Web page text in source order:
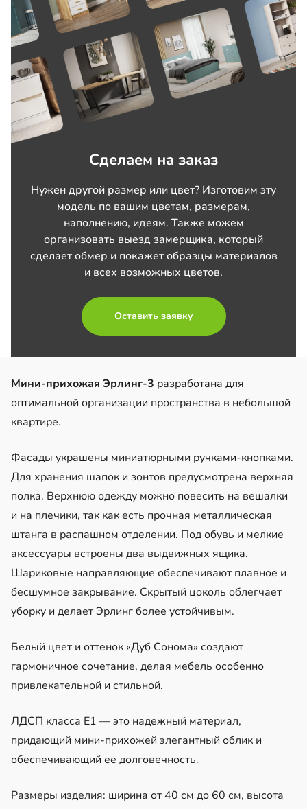
Сделаем на заказ
Нужен другой размер или цвет? Изготовим эту
модель по вашим цветам, размерам,
наполнению, идеям. Также можем
организовать выезд замерщика, который
сделает обмер и покажет образцы материалов
и всех возможных цветов.
Оставить заявку
Мини-прихожая Эрлинг-3 разработана для
оптимальной организации пространства в небольшой
квартире.
Фасады украшены миниатюрными ручками-кнопками.
Для хранения шапок и зонтов предусмотрена верхняя
полка. Верхнюю одежду можно повесить на вешалки
и на плечики, так как есть прочная металлическая
штанга в распашном отделении. Под обувь и мелкие
аксессуары встроены два выдвижных ящика.
Шариковые направляющие обеспечивают плавное и
бесшумное закрывание. Скрытый цоколь облегчает
уборку и делает Эрлинг более устойчивым.
Белый цвет и оттенок «Дуб Сонома» создают
гармоничное сочетание, делая мебель особенно
привлекательной и стильной.
ЛДСП класса Е1 — это надежный материал,
придающий мини-прихожей элегантный облик и
обеспечивающий ее долговечность.
Размеры изделия: ширина от 40 см до 60 см, высота